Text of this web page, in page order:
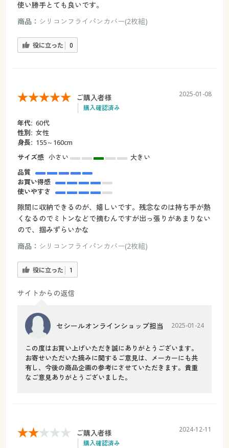
使い勝手とても良いです。
商品： シリコンフライパンカバー(2枚組)
役に立った 0
ご購入者様
購入確認済み
2025-01-08
年代: 60代
性別: 女性
身長: 155～160cm
サイズ感 小さい
大きい
品質
お買い得感
使いやすさ
隙間に収納できるのが、嬉しいです。残念なのは持ち手が熱
くなるのでミトンなどで摘むんですが出っ張りがあまりない
ので、掴みずらいかな
商品： シリコンフライパンカバー(2枚組)
役に立った 1
サイトからの返信
セシールオンラインショップ担当 2025-01-24
この度はお買い上げいただき誠にありがとうございます。
お寄せいただいた摘みに関するご意見は、メーカーにも共
有し、今後の商品企画の参考にさせていただきます。貴重
なご意見ありがとうございました。
ご購入者様
購入確認済み
2024-12-11